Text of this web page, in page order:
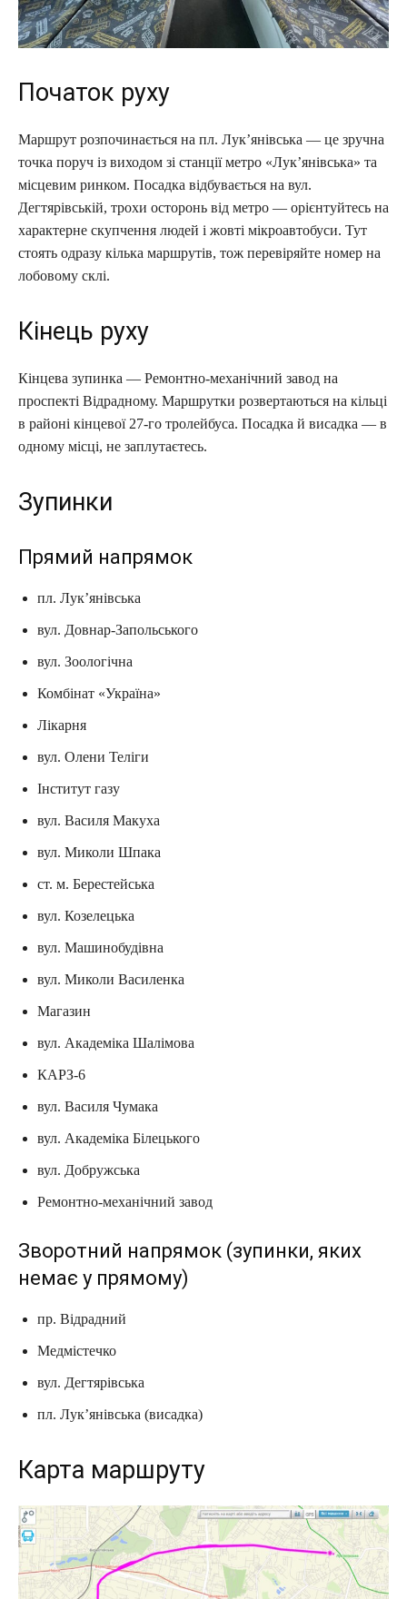
Початок руху
Маршрут розпочинається на пл. Лук’янівська — це зручна
точка поруч із виходом зі станції метро «Лук’янівська» та
місцевим ринком. Посадка відбувається на вул.
Дегтярівській, трохи осторонь від метро — орієнтуйтесь на
характерне скупчення людей і жовті мікроавтобуси. Тут
стоять одразу кілька маршрутів, тож перевіряйте номер на
лобовому склі.
Кінець руху
Кінцева зупинка — Ремонтно-механічний завод на
проспекті Відрадному. Маршрутки розвертаються на кільці
в районі кінцевої 27-го тролейбуса. Посадка й висадка — в
одному місці, не заплутаєтесь.
Зупинки
Прямий напрямок
пл. Лук’янівська
вул. Довнар-Запольського
вул. Зоологічна
Комбінат «Україна»
Лікарня
вул. Олени Теліги
Інститут газу
вул. Василя Макуха
вул. Миколи Шпака
ст. м. Берестейська
вул. Козелецька
вул. Машинобудівна
вул. Миколи Василенка
Магазин
вул. Академіка Шалімова
КАРЗ-6
вул. Василя Чумака
вул. Академіка Білецького
вул. Добружська
Ремонтно-механічний завод
Зворотний напрямок (зупинки, яких
немає у прямому)
пр. Відрадний
Медмістечко
вул. Дегтярівська
пл. Лук’янівська (висадка)
Карта маршруту